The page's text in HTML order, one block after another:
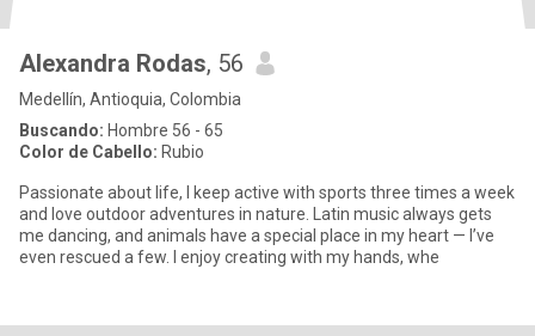
Alexandra Rodas, 56
Medellín, Antioquia, Colombia
Buscando: Hombre 56 - 65
Color de Cabello: Rubio
Passionate about life, I keep active with sports three times a week
and love outdoor adventures in nature. Latin music always gets
me dancing, and animals have a special place in my heart — I’ve
even rescued a few. I enjoy creating with my hands, whe